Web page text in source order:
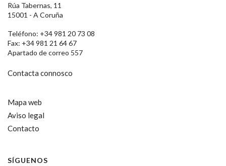
Rúa Tabernas, 11
15001 - A Coruña
Teléfono: +34 981 20 73 08
Fax: +34 981 21 64 67
Apartado de correo 557
Contacta connosco
Mapa web
Aviso legal
Contacto
SÍGUENOS